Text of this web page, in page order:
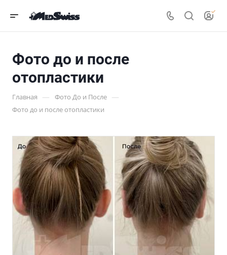
Фото до и после
отопластики
Главная — Фото До и После —
Фото до и после отопластики